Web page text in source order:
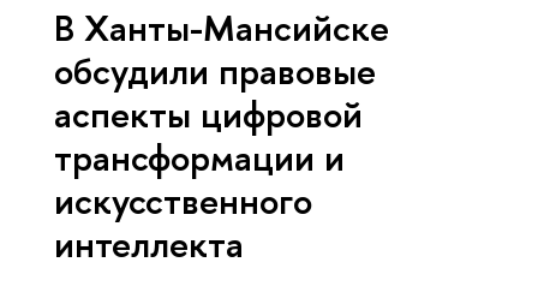
В Ханты-Мансийске
обсудили правовые
аспекты цифровой
трансформации и
искусственного
интеллекта